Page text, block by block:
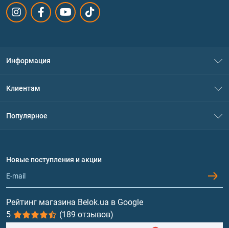
Информация
Политика конфиденциальности
Обмен и возврат
Клиентам
Популярное
Протеин
Гейнеры
Витамины и минералы
Рыбий жир, жирные кислоты
Новые поступления и акции
Рейтинг магазина Belok.ua в Google
5
(189 отзывов)